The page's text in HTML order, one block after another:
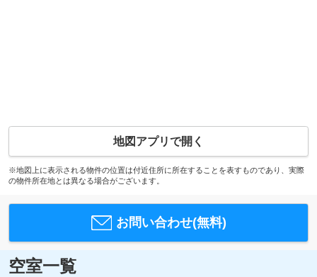
地図アプリで開く
※地図上に表示される物件の位置は付近住所に所在することを表すものであり、実際
の物件所在地とは異なる場合がございます。
お問い合わせ(無料)
空室一覧